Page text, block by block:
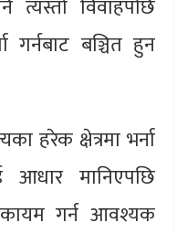
त्यस्तो विवाहपछि
गर्नबाट बञ्चित हुन
हरेक क्षेत्रमा भर्ना
मानिएपछि
कायम गर्न आवश्यक